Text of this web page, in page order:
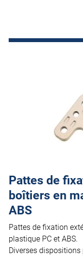
Pattes de
boîtiers en
ABS
Pattes de fixation
plastique PC et ABS.
Diverses